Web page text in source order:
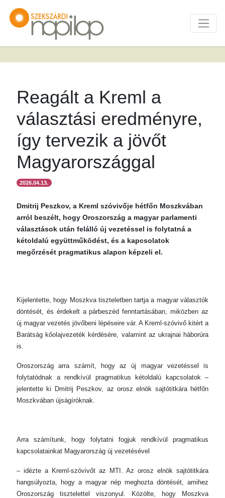
Reagált a Kreml a
választási eredményre,
így tervezik a jövőt
Magyarországgal
2026.04.13.
Dmitrij Peszkov, a Kreml szóvivője hétfőn Moszkvában
arról beszélt, hogy Oroszország a magyar parlamenti
választások után felálló új vezetéssel is folytatná a
kétoldalú együttműködést, és a kapcsolatok
megőrzését pragmatikus alapon képzeli el.
Kijelentette, hogy Moszkva tiszteletben tartja a magyar választók
döntését, és érdekelt a párbeszéd fenntartásában, miközben az
új magyar vezetés jövőbeni lépéseire vár. A Kreml-szóvivő kitért a
Barátság kőolajvezeték kérdésére, valamint az ukrajnai háborúra
is.
Oroszország arra számít, hogy az új magyar vezetéssel is
folytatódnak a rendkívül pragmatikus kétoldalú kapcsolatok –
jelentette ki Dmitrij Peszkov, az orosz elnök sajtótitkára hétfőn
Moszkvában újságíróknak.
Arra számítunk, hogy folytatni fogjuk rendkívül pragmatikus
kapcsolatainkat Magyarország új vezetésével
– idézte a Kreml-szóvivőt az MTI. Az orosz elnök sajtótitkára
hangsúlyozta, hogy a magyar nép meghozta döntését, amihez
Oroszország tisztelettel viszonyul. Közölte, hogy Moszkva